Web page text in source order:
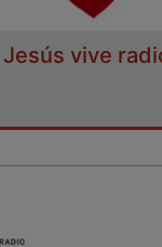
Jesús vive